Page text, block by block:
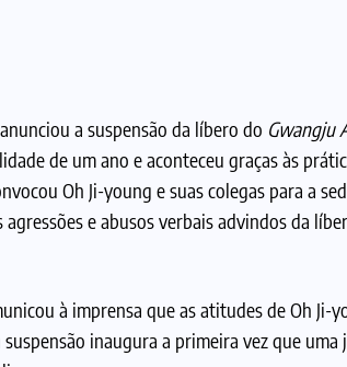
a suspensão da líbero do Gwangju
de um ano e aconteceu graças às
Oh Ji-young e suas colegas para a
e abusos verbais advindos da
à imprensa que as atitudes de Oh Ji-
inaugura a primeira vez que